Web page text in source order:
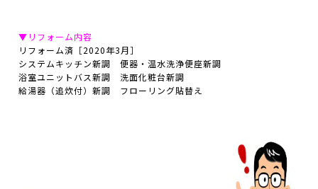
▼リフォーム内容
リフォーム済［2020年3月］
システムキッチン新調 便器・温水洗浄便座新調
浴室ユニットバス新調 洗面化粧台新調
給湯器（追炊付）新調 フローリング貼替え